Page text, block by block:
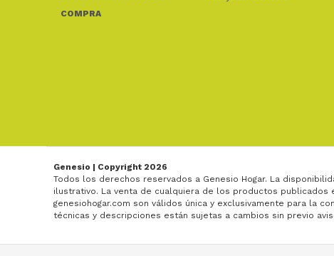
COMPRA
Genesio | Copyright 2026
Todos los derechos reservados a Genesio Hogar. La
ilustrativo. La venta de cualquiera de los productos
genesiohogar.com son válidos única y exclusivamente para la
técnicas y descripciones están sujetas a cambios sin previo